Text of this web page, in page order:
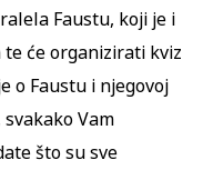
Faustu, koji je i
će organizirati kviz
o Faustu i njegovoj
Vam
što su sve